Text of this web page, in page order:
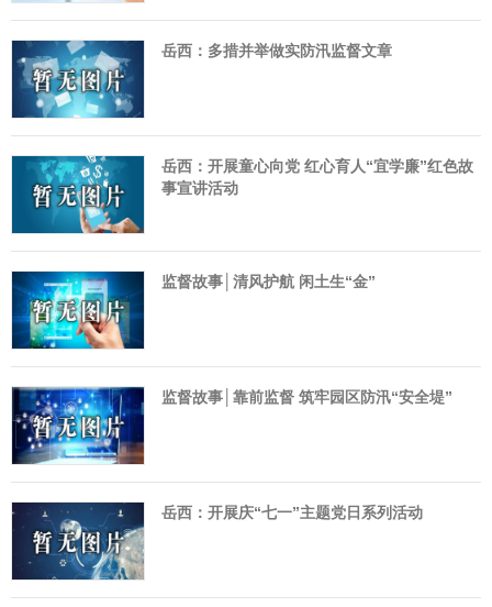
岳西：多措并举做实防汛监督文章
岳西：开展童心向党 红心育人“宜学廉”红色故
事宣讲活动
监督故事│清风护航 闲土生“金”
监督故事│靠前监督 筑牢园区防汛“安全堤”
岳西：开展庆“七一”主题党日系列活动